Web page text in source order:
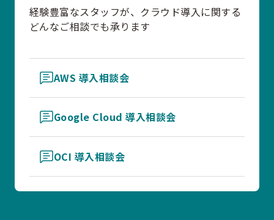
経験豊富なスタッフが、クラウド導入に関する
どんなご相談でも承ります
AWS 導入相談会
Google Cloud 導入相談会
OCI 導入相談会